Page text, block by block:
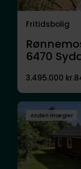
Fritidsbolig
6470
3.495.000 kr.
Anden mægler